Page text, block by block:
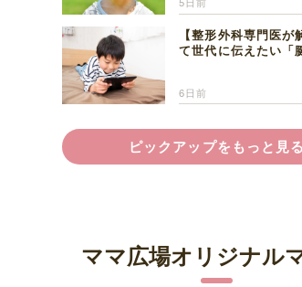
【整形外科専門医が
て世代に伝えたい「
6日前
ピックアップをもっと見る
ママ広場オリジナル